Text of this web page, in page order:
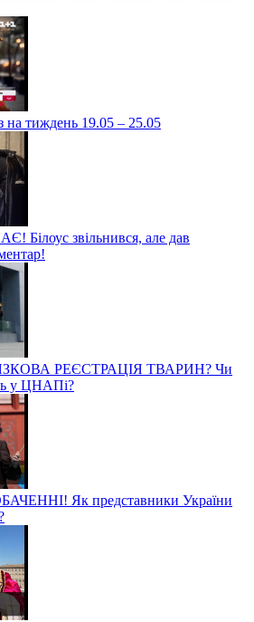
на тиждень 19.05 – 25.05
звільнився, але дав
РЕЄСТРАЦІЯ ТВАРИН? Чи
у ЦНАПі?
Як представники України